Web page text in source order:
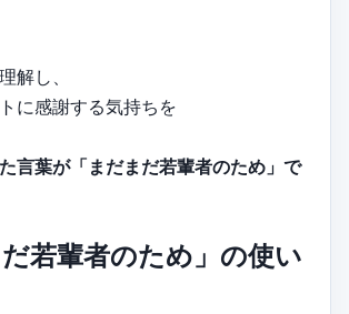
解し、
に感謝する気持ちを
言葉が「まだまだ若輩者のため」で
だ若輩者のため」の使い